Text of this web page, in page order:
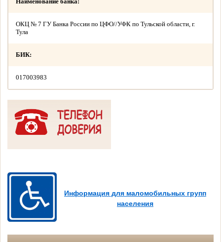
ОКЦ № 7 ГУ Банка России по ЦФО//УФК по Тульской области, г.
Тула
БИК:
017003983
Информация для маломобильных групп
населения